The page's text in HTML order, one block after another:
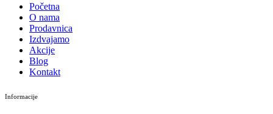
Početna
O nama
Prodavnica
Izdvajamo
Akcije
Blog
Kontakt
Informacije